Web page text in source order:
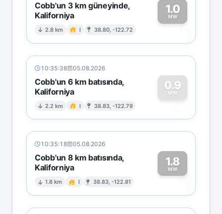
Cobb'un 3 km güneyinde,
Kaliforniya
2.8 km I 38.80, -122.72
1.0
MW1
10:35:38 05.08.2026
Cobb'un 6 km batısında,
Kaliforniya
2.2 km I 38.83, -122.79
0.9
MW
0
10:35:18 05.08.2026
Cobb'un 8 km batısında,
Kaliforniya
1.8 km I 38.83, -122.81
1.8
MW1